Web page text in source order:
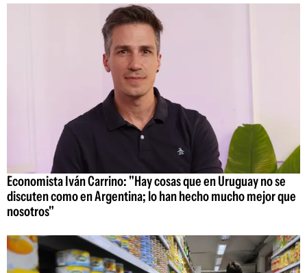
Economista Iván Carrino: "Hay cosas que en Uruguay no se
discuten como en Argentina; lo han hecho mucho mejor que
nosotros"